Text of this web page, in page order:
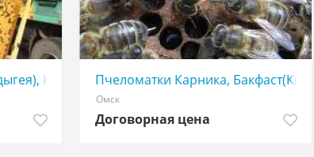
Карпатка(Мукачево)
Пчеломатки Карника,
Омск
Договорная цена